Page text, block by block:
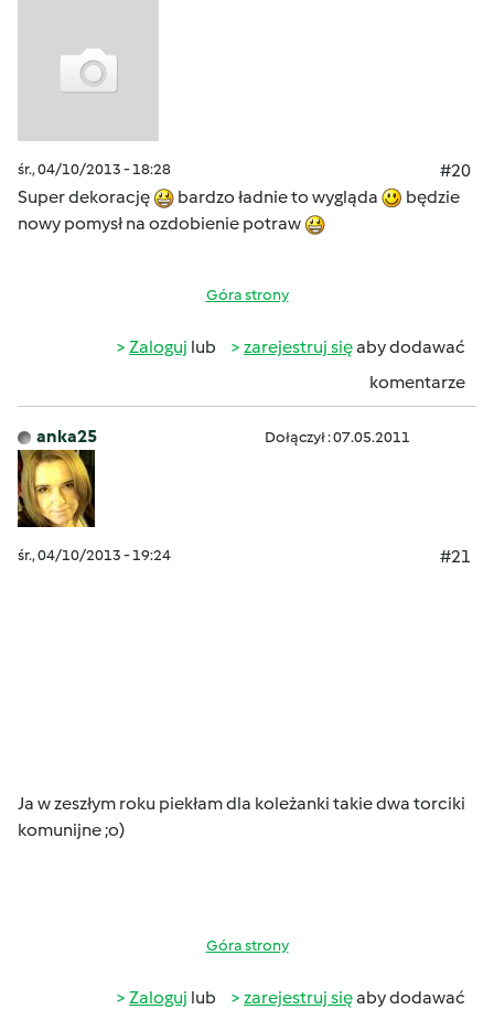
śr., 04/10/2013 - 18:28
#20
Super dekorację
bardzo ładnie to wygląda
będzie
nowy pomysł na ozdobienie potraw
Góra strony
Zaloguj lub zarejestruj sięaby dodawać
komentarze
anka25 Dołączył : 07.05.2011
śr., 04/10/2013 - 19:24 #21
Ja w zeszłym roku piekłam dla koleżanki takie dwa torciki
komunijne ;o)
Góra strony
Zaloguj lub zarejestruj sięaby dodawać